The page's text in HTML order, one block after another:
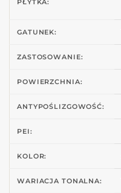
PŁYTKA:
GATUNEK:
ZASTOSOWANIE:
POWIERZCHNIA:
ANTYPOŚLIZGOWOŚĆ:
PEI:
KOLOR:
WARIACJA TONALNA: